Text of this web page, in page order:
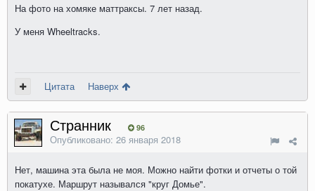
На фото на хомяке маттраксы. 7 лет назад.
У меня Wheeltracks.
Цитата Наверх
Странник 96
Опубликовано: 26 января 2018
Нет, машина эта была не моя. Можно найти фотки и отчеты о той
покатухе. Маршрут назывался "круг Домье".